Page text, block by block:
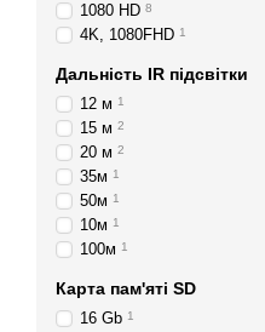
1080 HD 8
4K, 1080FHD 1
Дальність IR підсвітки
12 м 1
15 м 2
20 м 2
35м 1
50м 1
10м 1
100м 1
Карта пам'яті SD
16 Gb 1